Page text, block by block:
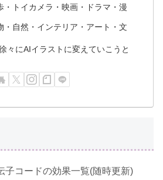
・トイカメラ・映画・ドラマ・漫
・自然・インテリア・アート・文
々にAIイラストに変えていこうと
子コードの効果一覧(随時更新)